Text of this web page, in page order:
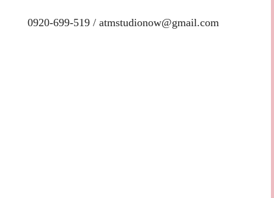
0920-699-519 / atmstudionow@gmail.com